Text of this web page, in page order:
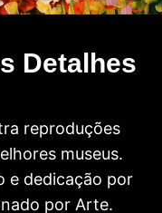
Detalhes
reproduções
museus.
e dedicação por
por Arte.